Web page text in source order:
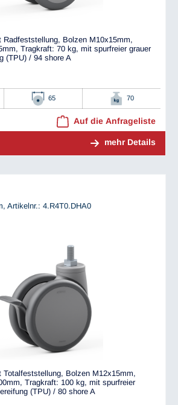
Radfeststellung, Bolzen M10x15mm,
Tragkraft: 70 kg, mit spurfreier grauer
(TPU) / 94 shore A
65 70
Auf die Anfrageliste
mehr Details
Artikelnr.: 4.R4T0.DHA0
Totalfeststellung, Bolzen M12x15mm,
Tragkraft: 100 kg, mit spurfreier
(TPU) / 80 shore A